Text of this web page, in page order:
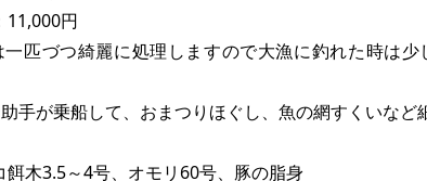
11,000円
匹づつ綺麗に処理しますので大漁に釣れた時は
手が乗船して、おまつりほぐし、魚の網すくいなど
餌木3.5～4号、オモリ60号、豚の脂身